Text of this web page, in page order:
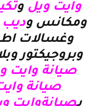
وايت ويل و
ومكانس وديب
وغسالات
وبروجيكتور
صيانة وايت
صيانة